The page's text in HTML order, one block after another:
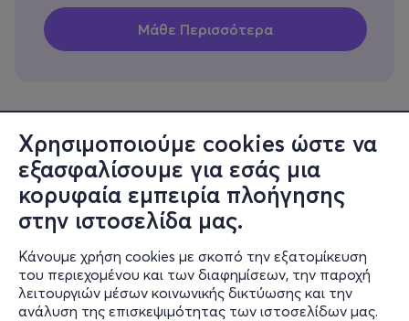
Χρησιμοποιούμε cookies ώστε να
εξασφαλίσουμε για εσάς μια
κορυφαία εμπειρία πλοήγησης
στην ιστοσελίδα μας.
Κάνουμε χρήση cookies με σκοπό την εξατομίκευση
του περιεχομένου και των διαφημίσεων, την παροχή
λειτουργιών μέσων κοινωνικής δικτύωσης και την
ανάλυση της επισκεψιμότητας των ιστοσελίδων μας.
Πληροφορίες
Υποστήριξη
Stay Connected